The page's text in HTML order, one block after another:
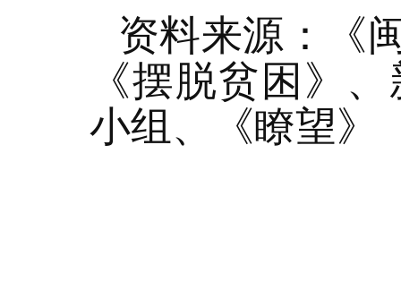
资料来源：《
《摆脱贫困》
小组、《瞭望》